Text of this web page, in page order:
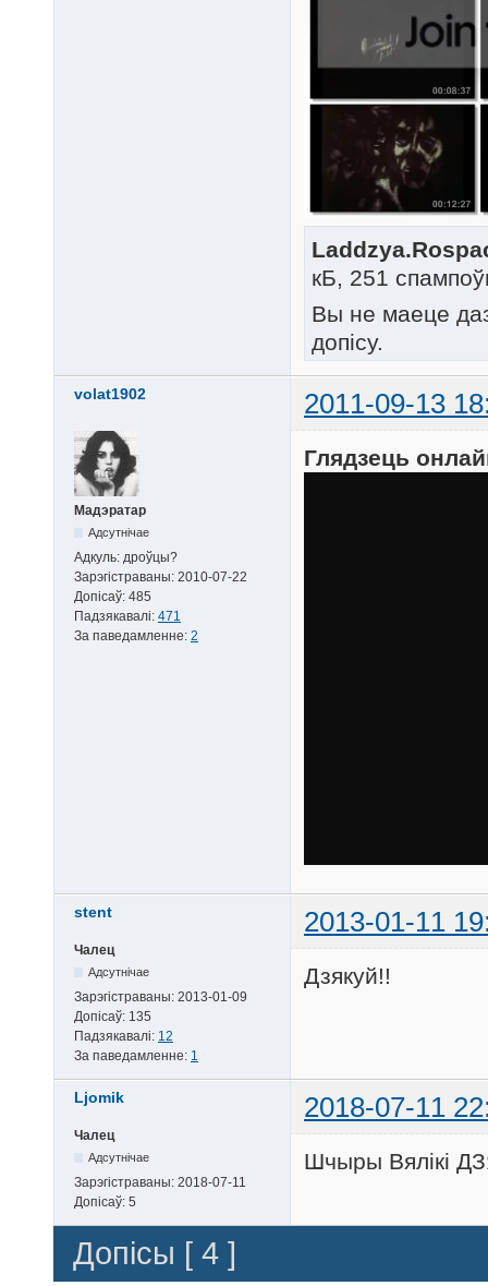
кБ, 251
Вы не маеце
допісу.
volat1902 2011-09-13
Мадэратар
Адсутнічае
Адкуль: дроўцы?
Зарэгістраваны: 2010-07-22
Допісаў: 485
Падзякавалі: 471
За паведамленне: 2
Глядзець
stent 2013-01-11
Чалец
Адсутнічае
Зарэгістраваны: 2013-01-09
Допісаў: 135
Падзякавалі: 12
За паведамленне: 1
Дзякуй!!
Ljomik 2018-07-11
Чалец
Адсутнічае
Зарэгістраваны: 2018-07-11
Допісаў: 5
Шчыры Вялікі
Допісы [ 4 ]